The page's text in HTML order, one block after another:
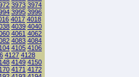
3973 3974
3995 3996
4017 4018
4039 4040
4061 4062
4083 4084
4105 4106
4127 4128
4149 4150
4171 4172